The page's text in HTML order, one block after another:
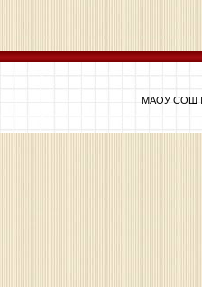
МАОУ СОШ